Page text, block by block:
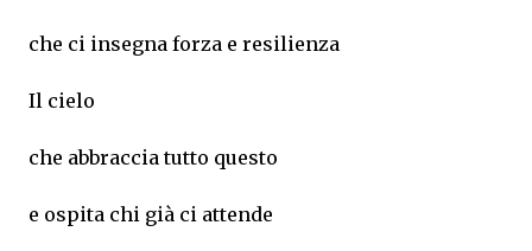
che ci insegna forza e resilienza
Il cielo
che abbraccia tutto questo
e ospita chi già ci attende